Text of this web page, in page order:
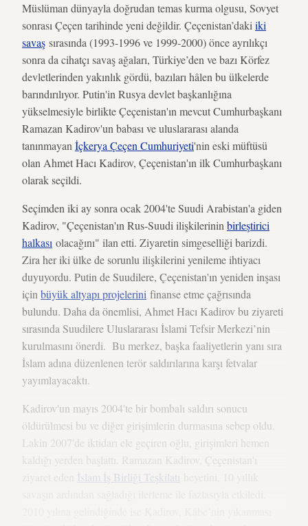
Müslüman dünyayla doğrudan temas kurma olgusu, Sovyet
sonrası Çeçen tarihinde yeni değildir. Çeçenistan’daki iki
savaş sırasında (1993-1996 ve 1999-2000) önce ayrılıkçı
sonra da cihatçı savaş ağaları, Türkiye’den ve bazı Körfez
devletlerinden yakınlık gördü, bazıları hâlen bu ülkelerde
barındırılıyor. Putin'in Rusya devlet başkanlığına
yükselmesiyle birlikte Çeçenistan'ın mevcut Cumhurbaşkanı
Ramazan Kadirov'un babası ve uluslararası alanda
tanınmayan İçkerya Çeçen Cumhuriyeti'nin eski müftüsü
olan Ahmet Hacı Kadirov, Çeçenistan'ın ilk Cumhurbaşkanı
olarak seçildi.
Seçimden iki ay sonra ocak 2004'te Suudi Arabistan'a giden
Kadirov, "Çeçenistan'ın Rus-Suudi ilişkilerinin birleştirici
halkası olacağını" ilan etti. Ziyaretin simgeselliği barizdi.
Zira her iki ülke de sorunlu ilişkilerini yenileme ihtiyacı
duyuyordu. Putin de Suudilere, Çeçenistan'ın yeniden inşası
için büyük altyapı projelerini finanse etme çağrısında
bulundu. Daha da önemlisi, Ahmet Hacı Kadirov bu ziyareti
sırasında Suudilere Uluslararası İslami Tefsir Merkezi’nin
kurulmasını önerdi. Bu merkez, başka faaliyetlerin yanı sıra
İslam adına düzenlenen terör saldırılarına karşı fetvalar
yayımlayacaktı.
Kadirov'un mayıs 2004'te bir bombalı saldırı sonucu
öldürülmesi bu ve diğer girişimlerin durmasına sebep oldu.
Lakin 2007'de iktidarı ele geçiren oğlu, girişimleri hemen
kaldığı yerden başlattı. Ramazan Kadirov, Çeçenistan'ı
İslam İş Birliği Teşkilatı